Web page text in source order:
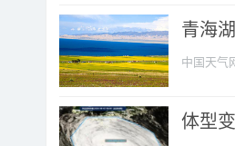
青海
中国天气
体型